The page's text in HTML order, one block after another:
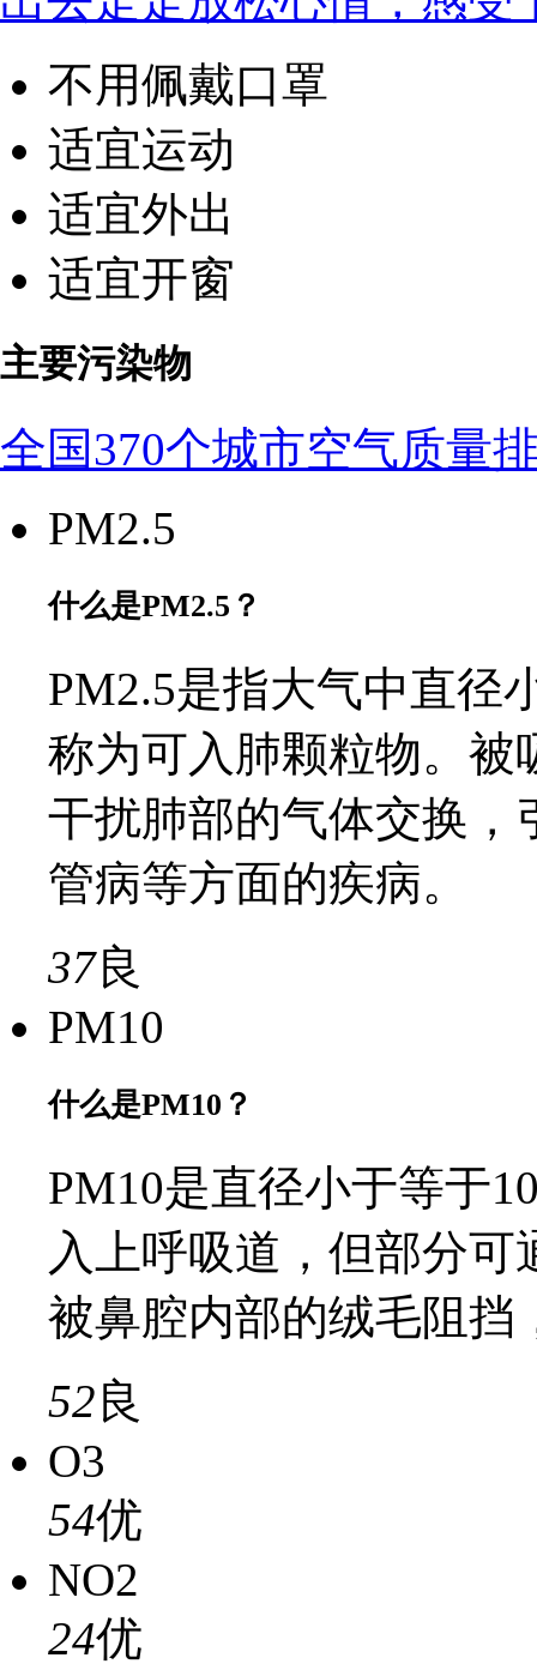
不用佩戴口罩
适宜运动
适宜外出
适宜开窗
主要污染物
全国370个城市空气质量
PM2.5
什么是PM2.5？
PM2.5是指大气中直径
称为可入肺颗粒物。被
干扰肺部的气体交换，
管病等方面的疾病。
37良
PM10
什么是PM10？
PM10是直径小于等于
入上呼吸道，但部分
被鼻腔内部的绒毛阻挡
52良
O3
54优
NO2
24优